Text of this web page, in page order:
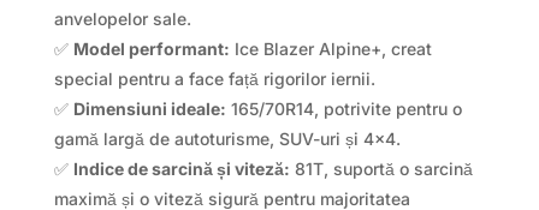
anvelopelor sale.
✅ Model performant: Ice Blazer Alpine+, creat
special pentru a face față rigorilor iernii.
✅ Dimensiuni ideale: 165/70R14, potrivite pentru o
gamă largă de autoturisme, SUV-uri și 4×4.
✅ Indice de sarcină și viteză: 81T, suportă o sarcină
maximă și o viteză sigură pentru majoritatea